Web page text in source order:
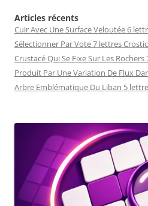
Articles récents
Cuir Avec Une Surface Veloutée 6
Sélectionner Par Vote 7 lettres Crostic
Crustacé Qui Se Fixe Sur Les
Produit Par Une Variation De Flux
Arbre Emblématique Du Liban 5